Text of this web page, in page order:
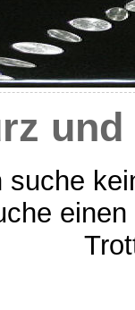
suche